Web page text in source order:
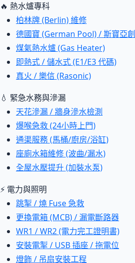
🔥 熱水爐專科
柏林牌 (Berlin) 維修
德國寶 (German Pool) / 斯寶亞創
煤氣熱水爐 (Gas Heater)
即熱式 / 儲水式 (E1/E3 代碼)
真火 / 樂信 (Rasonic)
💧 緊急水務與滲漏
天花滲漏 / 牆身滲水檢測
爆喉急救 (24小時上門)
通渠服務 (馬桶/廚房/浴缸)
座廁水箱維修 (波曲/漏水)
全屋水壓提升 (加裝水泵)
⚡ 電力與照明
跳掣 / 燒 Fuse 急救
更換電箱 (MCB) / 漏電斷路器
WR1 / WR2 (電力完工證明書)
安裝電掣 / USB 插座 / 拖電位
燈飾 / 吊扇安裝工程